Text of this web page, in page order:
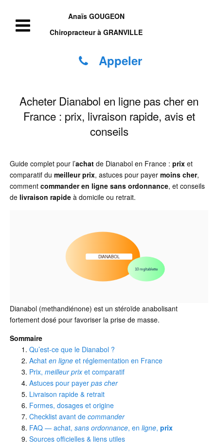
Anaïs GOUGEON
Chiropracteur à GRANVILLE
Appeler
Acheter Dianabol en ligne pas cher en
France : prix, livraison rapide, avis et
conseils
Guide complet pour l’achat de Dianabol en France : prix et
comparatif du meilleur prix, astuces pour payer moins cher,
comment commander en ligne sans ordonnance, et conseils
de livraison rapide à domicile ou retrait.
DIANABOL
10 mg/tablette
Dianabol (methandiénone) est un stéroïde anabolisant
fortement dosé pour favoriser la prise de masse.
Sommaire
Qu’est-ce que le Dianabol ?
Achat en ligne et réglementation en France
Prix, meilleur prixet comparatif
Astuces pour payer pas cher
Livraison rapide & retrait
Formes, dosages et origine
Checklist avant de commander
FAQ — achat, sans ordonnance, en ligne, prix
Sources officielles & liens utiles